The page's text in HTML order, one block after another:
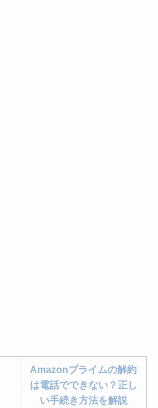
Amazonプライムの解約
は電話でできない？正し
い手続き方法を解説